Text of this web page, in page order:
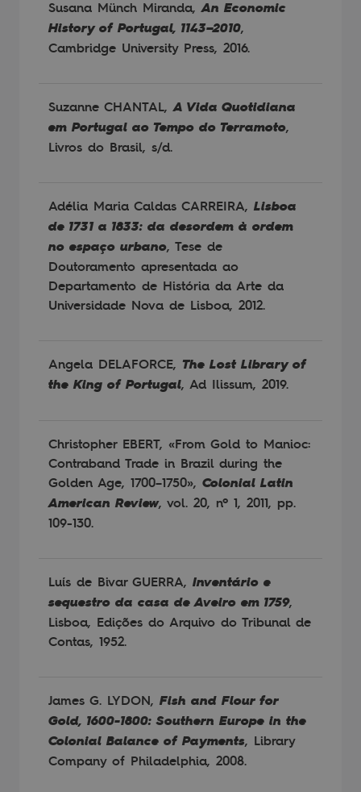
Susana Münch Miranda,An Economic
History of Portugal, 1143–2010,
Cambridge University Press, 2016.
Suzanne CHANTAL,A Vida Quotidiana
em Portugal ao Tempo do Terramoto,
Livros do Brasil, s/d.
Adélia Maria Caldas CARREIRA, Lisboa
de 1731 a 1833: da desordem à ordem
no espaço urbano, Tese de
Doutoramento apresentada ao
Departamento de História da Arte da
Universidade Nova de Lisboa, 2012.
Angela DELAFORCE, The Lost Library of
the King of Portugal, Ad Ilissum, 2019.
Christopher EBERT, «From Gold to Manioc:
Contraband Trade in Brazil during the
Golden Age, 1700–1750», Colonial Latin
American Review, vol. 20, nº 1, 2011, pp.
109-130.
Luís de Bivar GUERRA, Inventário e
sequestro da casa de Aveiro em 1759,
Lisboa, Edições do Arquivo do Tribunal de
Contas, 1952.
James G. LYDON, Fish and Flour for
Gold, 1600-1800: Southern Europe in the
Colonial Balance of Payments, Library
Company of Philadelphia, 2008.